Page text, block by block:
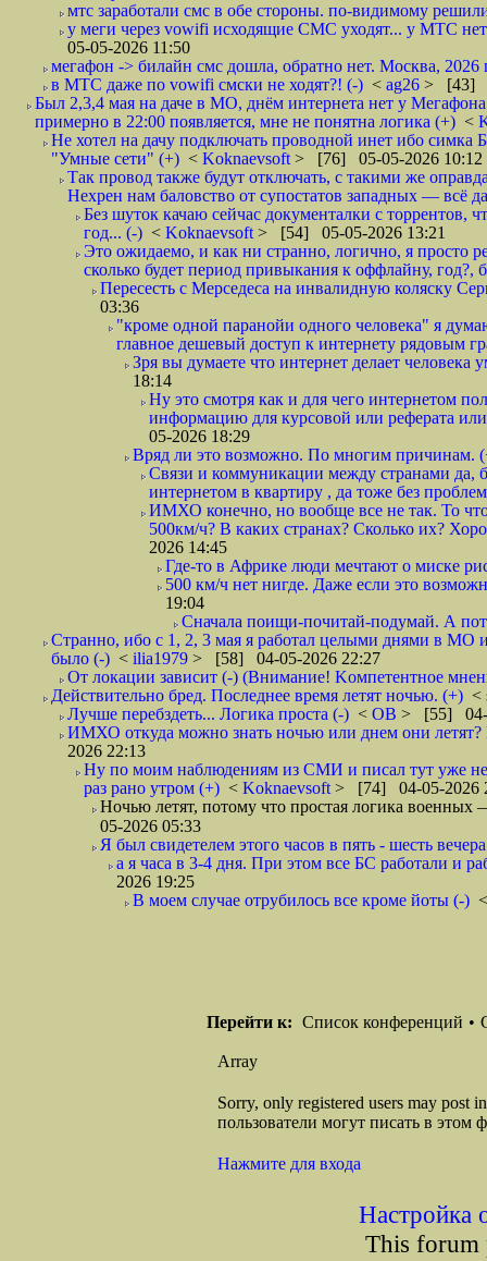
мтс заработали смс в обе стороны. по-видимому
у меги через vowifi исходящие СМС уходят... у МТС
05-05-2026 11:50
мегафон -> билайн смс дошла, обратно нет. Москва, 2026
в МТС даже по vowifi смски не ходят?! (-) < ag26 > [43]
Был 2,3,4 мая на даче в МО, днём интернета нет у
примерно в 22:00 появляется, мне не понятна логика (+) <
Не хотел на дачу подключать проводной инет ибо симка
"Умные сети" (+) < Koknaevsoft > [76] 05-05-2026 10:12
Так провод также будут отключать, с такими же
Нехрен нам баловство от супостатов западных — всё
Без шуток качаю сейчас документалки с торрентов,
год... (-) < Koknaevsoft > [54] 05-05-2026 13:21
Это ожидаемо, и как ни странно, логично, я просто
сколько будет период привыкания к оффлайну, год?,
Пересесть с Мерседеса на инвалидную коляску
03:36
"кроме одной паранойи одного человека" я
главное дешевый доступ к интернету рядовым
Зря вы думаете что интернет делает
18:14
Ну это смотря как и для чего интернетом
информацию для курсовой или реферата
05-2026 18:29
Вряд ли это возможно. По многим причинам.
Связи и коммуникации между странами да,
интернетом в квартиру , да тоже без
ИМХО конечно, но вообще все не так. То
500км/ч? В каких странах? Сколько их?
2026 14:45
Где-то в Африке люди мечтают о миске
500 км/ч нет нигде. Даже если это
19:04
Сначала поищи-почитай-подумай. А
Странно, ибо с 1, 2, 3 мая я работал целыми днями в МО
было (-) < ilia1979 > [58] 04-05-2026 22:27
От локации зависит (-) (Внимание! Kомпетентное
Действительно бред. Последнее время летят ночью. (+) <
Лучше перебздеть... Логика проста (-) < ОВ > [55] 04-
ИМХО откуда можно знать ночью или днем они летят?
2026 22:13
Ну по моим наблюдениям из СМИ и писал тут уже
раз рано утром (+) < Koknaevsoft > [74] 04-05-2026
Ночью летят, потому что простая логика
05-2026 05:33
Я был свидетелем этого часов в пять - шесть
а я часа в 3-4 дня. При этом все БС работали и
2026 19:25
В моем случае отрубилось все кроме йоты (-)
Перейти к: Список конференций •
Array
Sorry, only registered users may post
пользователи могут писать в этом
Нажмите для входа
Настройка
This